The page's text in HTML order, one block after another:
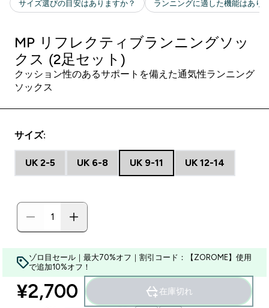
MP リフレクティブランニングソッ
クス (2足セット)
クッション性のあるサポートを備えた通気性ランニング
ソックス
サイズ:
UK 2-5 UK 6-8 UK 9-11 UK 12-14
ゾロ目セール｜最大70%オフ｜割引コード：【ZOROME】使用
で追加10%オフ！
¥2,700‎ 在庫切れ